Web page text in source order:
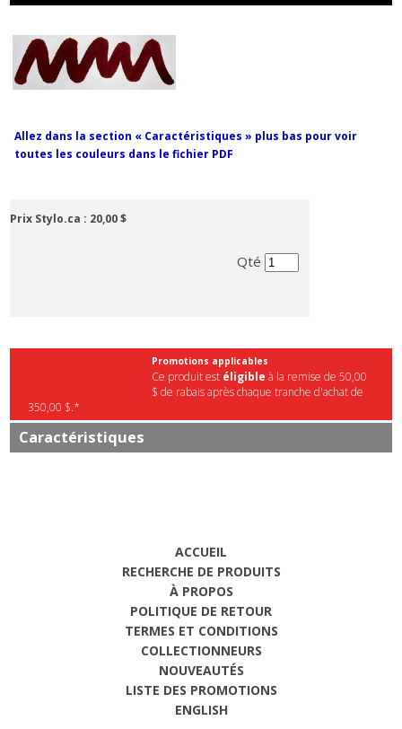
Allez dans la section « Caractéristiques » plus bas pour voir
toutes les couleurs dans le fichier PDF
Prix Stylo.ca : 20,00 $
Qté
Promotions applicables
Ce produit est éligible à la remise de 50,00
$ de rabais après chaque tranche d'achat de
350,00 $.*
Caractéristiques
ACCUEIL
RECHERCHE DE PRODUITS
À PROPOS
POLITIQUE DE RETOUR
TERMES ET CONDITIONS
COLLECTIONNEURS
NOUVEAUTÉS
LISTE DES PROMOTIONS
ENGLISH